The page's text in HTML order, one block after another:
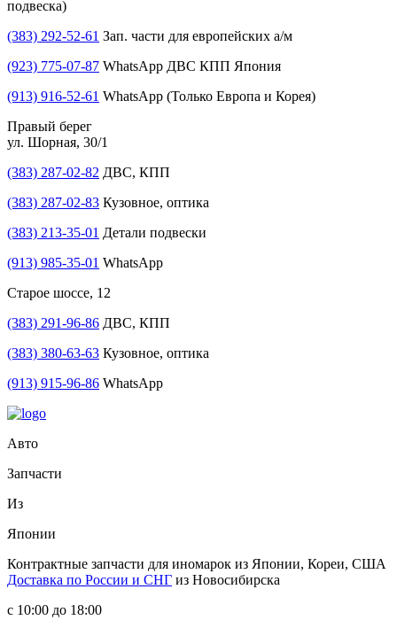
подвеска)
(383) 292-52-61 Зап. части для европейских а/м
(923) 775-07-87 WhatsApp ДВС КПП Япония
(913) 916-52-61 WhatsApp (Только Европа и Корея)
Правый берег
ул. Шорная, 30/1
(383) 287-02-82 ДВС, КПП
(383) 287-02-83 Кузовное, оптика
(383) 213-35-01 Детали подвески
(913) 985-35-01 WhatsApp
Старое шоссе, 12
(383) 291-96-86 ДВС, КПП
(383) 380-63-63 Кузовное, оптика
(913) 915-96-86 WhatsApp
Авто
Запчасти
Из
Японии
Контрактные запчасти для иномарок из Японии, Кореи, США
Доставка по России и СНГ из Новосибирска
с 10:00 до 18:00